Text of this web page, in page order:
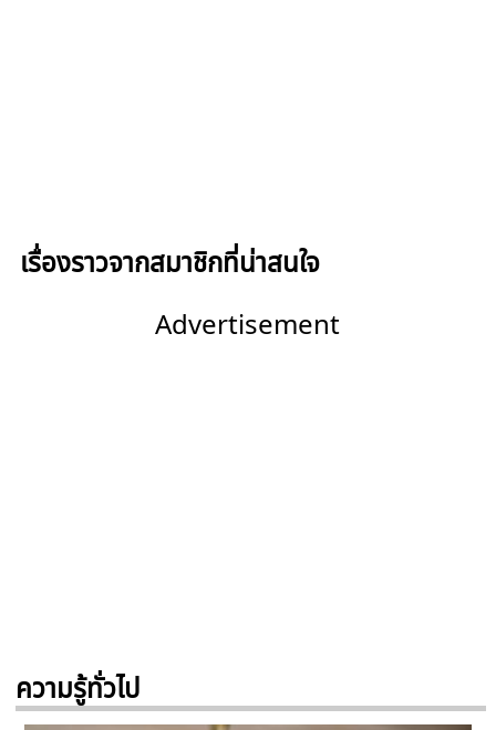
เรื่องราวจากสมาชิกที่น่าสนใจ
Advertisement
ความรู้ทั่วไป